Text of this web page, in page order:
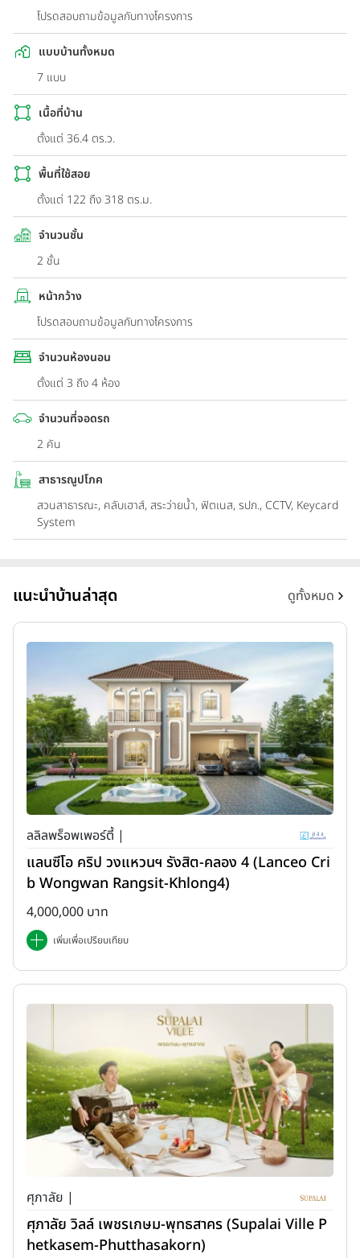
โปรดสอบถามข้อมูลกับทางโครงการ
แบบบ้านทั้งหมด
7 แบบ
เนื้อที่บ้าน
ตั้งแต่ 36.4 ตร.ว.
พื้นที่ใช้สอย
ตั้งแต่ 122 ถึง 318 ตร.ม.
จำนวนชั้น
2 ชั้น
หน้ากว้าง
โปรดสอบถามข้อมูลกับทางโครงการ
จำนวนห้องนอน
ตั้งแต่ 3 ถึง 4 ห้อง
จำนวนที่จอดรถ
2 คัน
สาธารณูปโภค
สวนสาธารณะ, คลับเฮาส์, สระว่ายน้ำ, ฟิตเนส, รปภ., CCTV, Keycard
System
แนะนำบ้านล่าสุด ดูทั้งหมด
ลลิลพร็อพเพอร์ตี้ |
แลนซีโอ คริป วงแหวนฯ รังสิต-คลอง 4 (Lanceo Cri
b Wongwan Rangsit-Khlong4)
4,000,000 บาท
เพิ่มเพื่อเปรียบเทียบ
ศุภาลัย |
ศุภาลัย วิลล์ เพชรเกษม-พุทธสาคร (Supalai Ville P
hetkasem-Phutthasakorn)